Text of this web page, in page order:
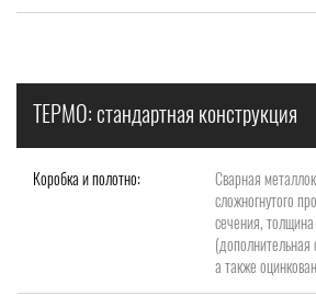
ТЕРМО: стандартная конструкция
Коробка и полотно:
Сварная
сложногнутого
сечения,
а также